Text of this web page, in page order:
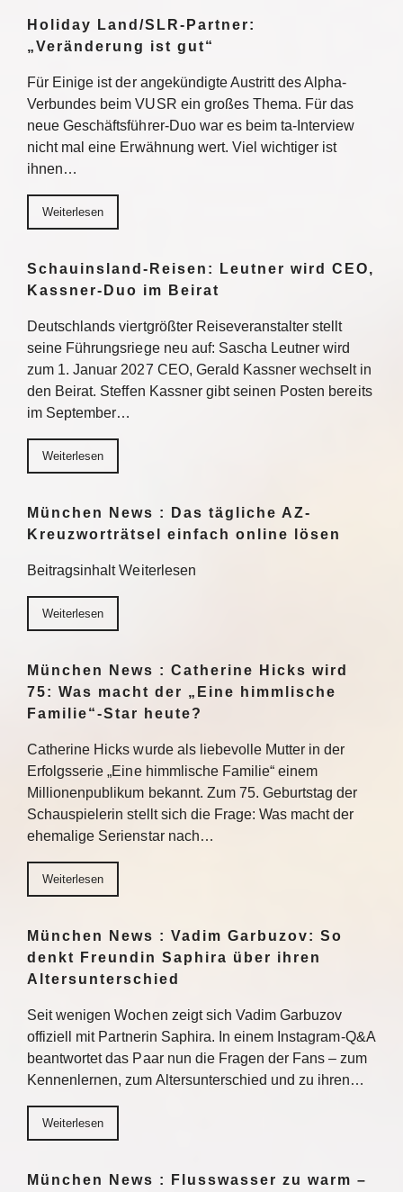
Holiday Land/SLR-Partner:
„Veränderung ist gut“
Für Einige ist der angekündigte Austritt des Alpha-
Verbundes beim VUSR ein großes Thema. Für das
neue Geschäftsführer-Duo war es beim ta-Interview
nicht mal eine Erwähnung wert. Viel wichtiger ist
ihnen…
Weiterlesen
Schauinsland-Reisen: Leutner wird CEO,
Kassner-Duo im Beirat
Deutschlands viertgrößter Reiseveranstalter stellt
seine Führungsriege neu auf: Sascha Leutner wird
zum 1. Januar 2027 CEO, Gerald Kassner wechselt in
den Beirat. Steffen Kassner gibt seinen Posten bereits
im September…
Weiterlesen
München News : Das tägliche AZ-
Kreuzworträtsel einfach online lösen
Beitragsinhalt Weiterlesen
Weiterlesen
München News : Catherine Hicks wird
75: Was macht der „Eine himmlische
Familie“-Star heute?
Catherine Hicks wurde als liebevolle Mutter in der
Erfolgsserie „Eine himmlische Familie“ einem
Millionenpublikum bekannt. Zum 75. Geburtstag der
Schauspielerin stellt sich die Frage: Was macht der
ehemalige Serienstar nach…
Weiterlesen
München News : Vadim Garbuzov: So
denkt Freundin Saphira über ihren
Altersunterschied
Seit wenigen Wochen zeigt sich Vadim Garbuzov
offiziell mit Partnerin Saphira. In einem Instagram-Q&A
beantwortet das Paar nun die Fragen der Fans – zum
Kennenlernen, zum Altersunterschied und zu ihren…
Weiterlesen
München News : Flusswasser zu warm –